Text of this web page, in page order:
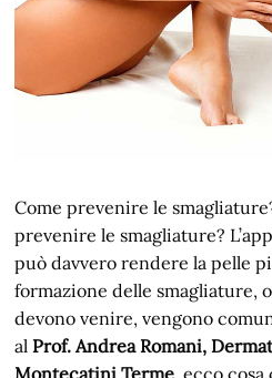
Come prevenire le
prevenire le smagliature?
può davvero rendere la pelle
formazione delle smagliature,
devono venire, vengono
alProf. Andrea Romani,